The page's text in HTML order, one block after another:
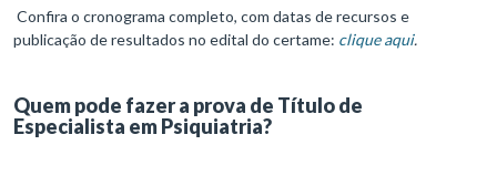
Confira o cronograma completo, com datas de recursos e
publicação de resultados no edital do certame: clique aqui.
Quem pode fazer a prova de Título de
Especialista em Psiquiatria?